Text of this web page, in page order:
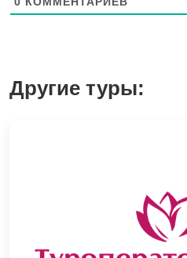
Другие туры: